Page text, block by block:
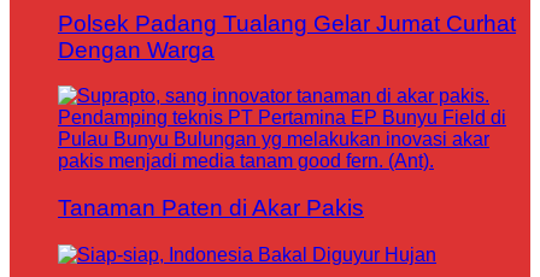
Polsek Padang Tualang Gelar Jumat Curhat
Dengan Warga
Tanaman Paten di Akar Pakis